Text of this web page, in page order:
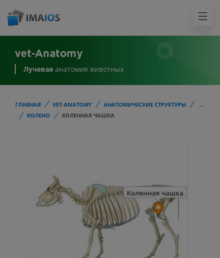
vet-Anatomy
Лучевая анатомия животных
ГЛАВНАЯ VET-ANATOMY АНАТОМИЧЕСКИЕ СТРУКТУРЫ
...
КОЛЕНО
КОЛЕННАЯ ЧАШКА